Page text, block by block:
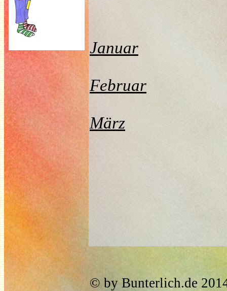
Januar
Februar
März
© by Bunterlich.de